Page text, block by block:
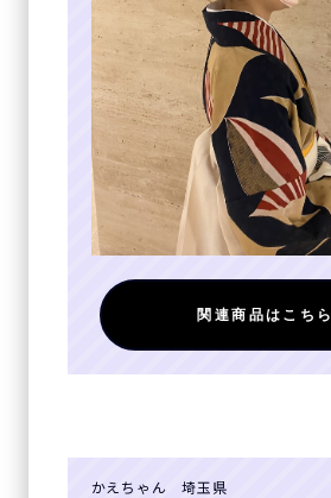
関連商品はこちら
かえちゃん 埼玉県